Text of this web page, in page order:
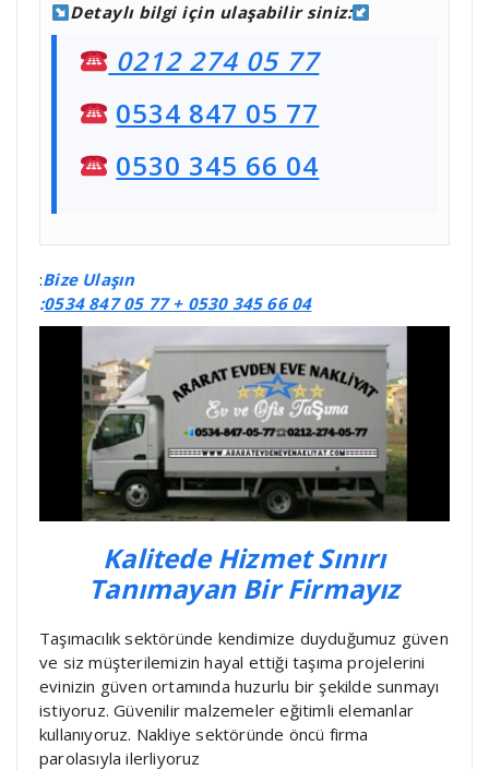
Detaylı bilgi için ulaşabilir siniz:
0212 274 05 77
0534 847 05 77
0530 345 66 04
:Bize Ulaşın
:0534 847 05 77 + 0530 345 66 04
Kalitede Hizmet Sınırı
Tanımayan Bir Firmayız
Taşımacılık sektöründe kendimize duyduğumuz güven
ve siz müşterilemizin hayal ettiği taşıma projelerini
evinizin güven ortamında huzurlu bir şekilde sunmayı
istiyoruz. Güvenilir malzemeler eğitimli elemanlar
kullanıyoruz. Nakliye sektöründe öncü firma
parolasıyla ilerliyoruz